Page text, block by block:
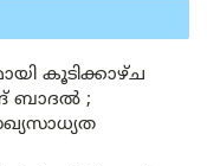
കൂടിക്കാഴ്ച
ബാദൽ ;